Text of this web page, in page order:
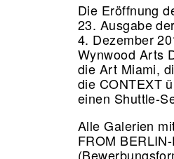
Die Eröffnung
23. Ausgabe
4. Dezember
Wynwood Arts
die Art Miami,
die CONTEXT
einen Shuttle-
Alle Galerien
FROM